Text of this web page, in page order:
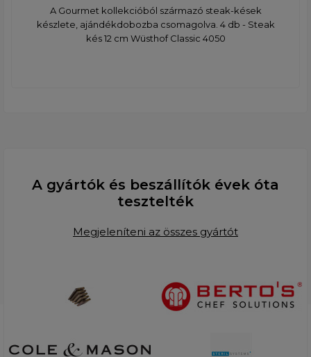
A Gourmet kollekcióból származó steak-kések
készlete, ajándékdobozba csomagolva. 4 db - Steak
kés 12 cm Wüsthof Classic 4050
A gyártók és beszállítók évek óta
tesztelték
Megjeleníteni az összes gyártót